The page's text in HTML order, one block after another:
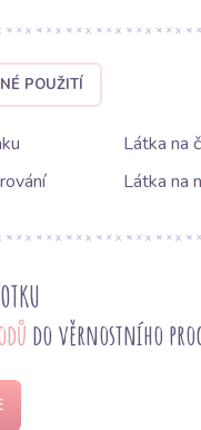
POUŽITÍ
Látka na
Látka na
do věrnostního